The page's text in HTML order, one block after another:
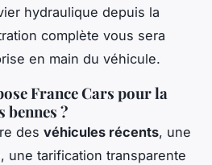
hydraulique depuis la
complète vous sera
en main du véhicule.
France Cars pour la
bennes ?
des véhicules récents, une
une tarification transparente